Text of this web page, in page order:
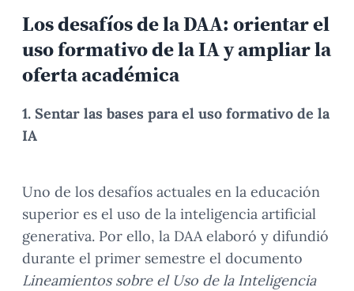
Los desafíos de la DAA: orientar el
uso formativo de la IA y ampliar la
oferta académica
1. Sentar las bases para el uso formativo de la
IA
Uno de los desafíos actuales en la educación
superior es el uso de la inteligencia artificial
generativa. Por ello, la DAA elaboró y difundió
durante el primer semestre el documento
Lineamientos sobre el Uso de la Inteligencia